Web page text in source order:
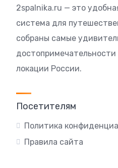
2spalnika.ru — это
система для
собраны самые
локации России.
Посетителям
Политика
Правила сайта